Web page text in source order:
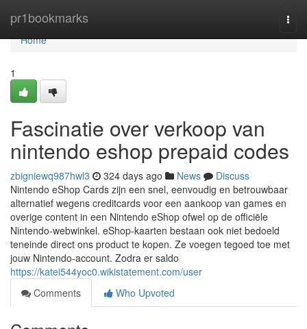
pr1bookmarks
Home
Home
1
Fascinatie over verkoop van
nintendo eshop prepaid codes
zbigniewq987hwl3 324 days ago News
Discuss
Nintendo eShop Cards zijn een snel, eenvoudig en betrouwbaar
alternatief wegens creditcards voor een aankoop van games en
overige content in een Nintendo eShop ofwel op de officiële
Nintendo-webwinkel. eShop-kaarten bestaan ook niet bedoeld
teneinde direct ons product te kopen. Ze voegen tegoed toe met
jouw Nintendo-account. Zodra er saldo
https://katei544yoc0.wikistatement.com/user
Comments
Who Upvoted